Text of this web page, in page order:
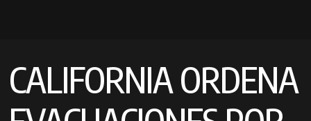
CALIFORNIA ORDENA